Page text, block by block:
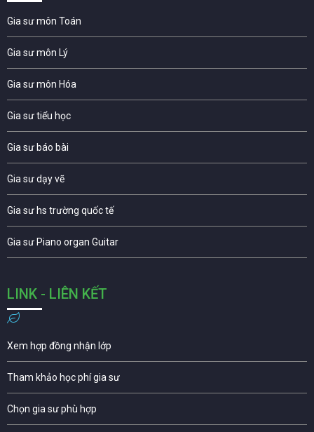
Gia sư môn Toán
Gia sư môn Lý
Gia sư môn Hóa
Gia sư tiểu học
Gia sư báo bài
Gia sư dạy vẽ
Gia sư hs trường quốc tế
Gia sư Piano organ Guitar
LINK - LIÊN KẾT
Xem hợp đồng nhận lớp
Tham khảo học phí gia sư
Chọn gia sư phù hợp